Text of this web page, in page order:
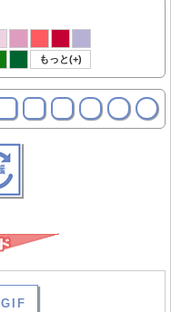
もっと(+)
GIF